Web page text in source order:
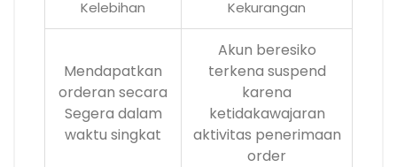
Kelebihan Kekurangan
Mendapatkan
orderan secara
Segera dalam
waktu singkat
Akun beresiko
terkena suspend
karena
ketidakawajaran
aktivitas penerimaan
order